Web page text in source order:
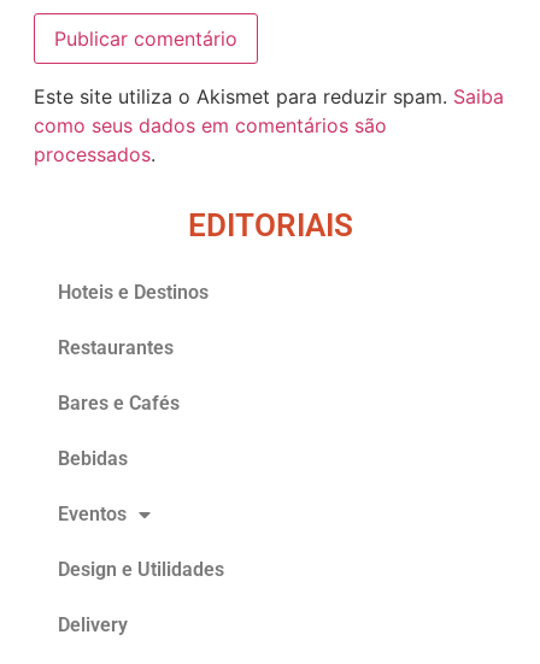
Este site utiliza o Akismet para reduzir spam. Saiba
como seus dados em comentários são
processados.
EDITORIAIS
Hoteis e Destinos
Restaurantes
Bares e Cafés
Bebidas
Eventos
Design e Utilidades
Delivery